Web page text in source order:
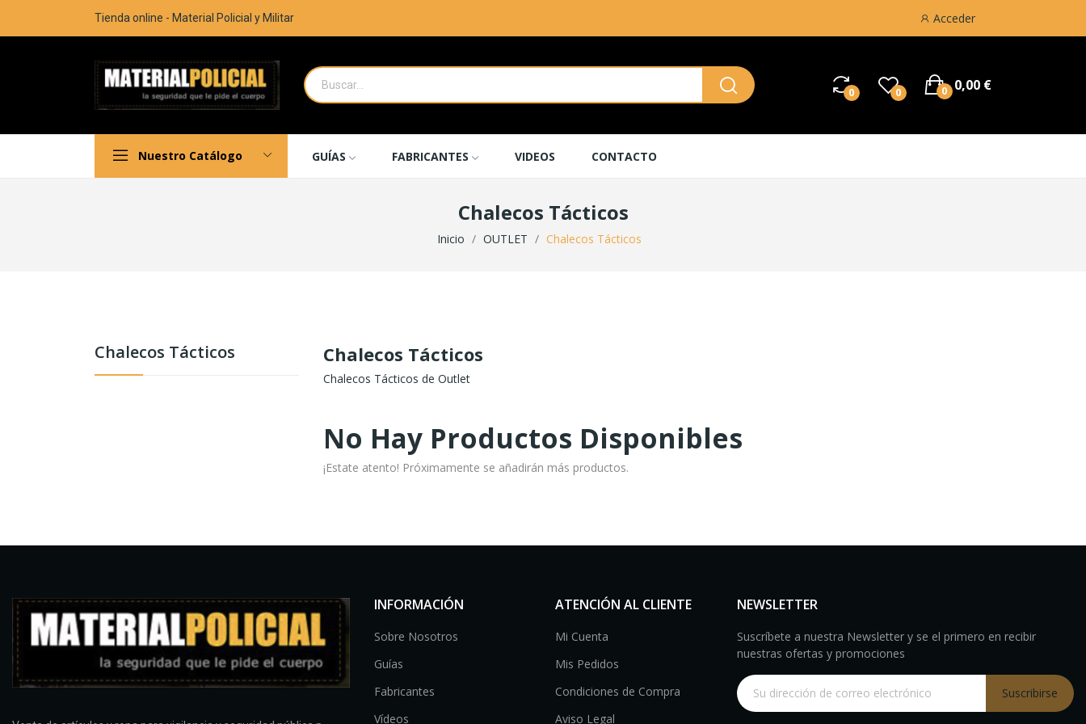
Tienda online - Material Policial y Militar Acceder
0 0 0,00 €
0
Nuestro Catálogo GUÍAS FABRICANTES VIDEOS CONTACTO
Chalecos Tácticos
Inicio OUTLET Chalecos Tácticos
Chalecos Tácticos Chalecos Tácticos
Chalecos Tácticos de Outlet
No Hay Productos Disponibles
¡Estate atento! Próximamente se añadirán más productos.
INFORMACIÓN
Sobre Nosotros
Guías
Fabricantes
Vídeos
ATENCIÓN AL CLIENTE
Mi Cuenta
Mis Pedidos
Condiciones de Compra
Aviso Legal
NEWSLETTER
Suscríbete a nuestra Newsletter y se el primero en recibir
nuestras ofertas y promociones
Suscribirse